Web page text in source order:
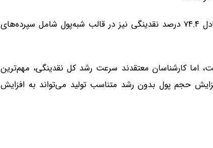
همچنین حدود ۱۱ هزار و ۵۸۶ هزار میلیارد تومان معادل ۷۴.۴ درصد نقدینگی نیز در قالب شبه‌پول شامل سپرده‌های
اما کارشناسان معتقدند سرعت رشد کل نقدینگی، مهم‌ترین
حجم پول بدون رشد متناسب تولید می‌تواند به افزایش